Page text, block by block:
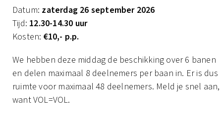
Datum: zaterdag 26 september 2026
Tijd: 12.30-14.30 uur
Kosten: €10,- p.p.
We hebben deze middag de beschikking over 6 banen
en delen maximaal 8 deelnemers per baan in. Er is dus
ruimte voor maximaal 48 deelnemers. Meld je snel aan,
want VOL=VOL.